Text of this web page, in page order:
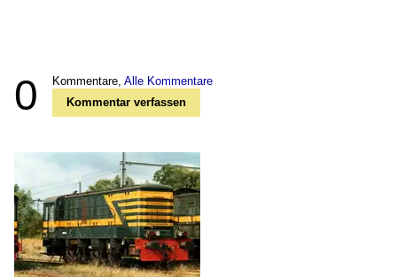
0 Kommentare, Alle Kommentare
Kommentar verfassen